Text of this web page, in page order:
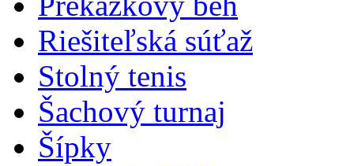
Riešiteľská súťaž
Stolný tenis
Šachový turnaj
Šípky